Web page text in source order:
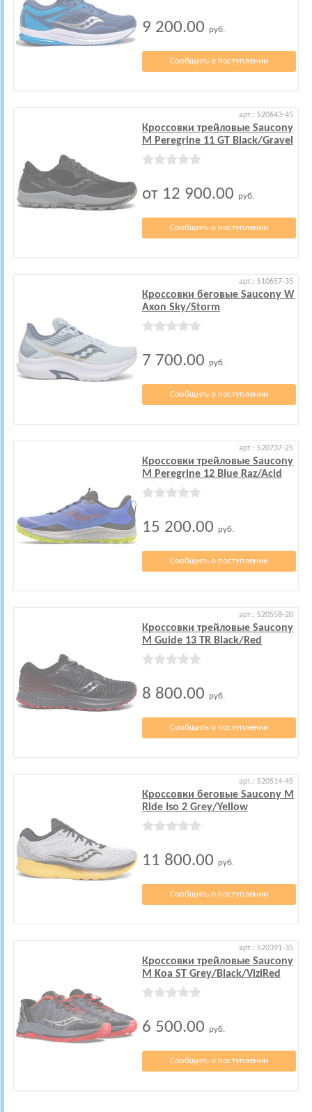
9 200.00 руб.
Сообщить о поступлении
арт.: S20643-45
Кроссовки трейловые Saucony
M Peregrine 11 GT Black/Gravel
от 12 900.00 руб.
Сообщить о поступлении
арт.: S10657-35
Кроссовки беговые Saucony W
Axon Sky/Storm
7 700.00 руб.
Сообщить о поступлении
арт.: S20737-25
Кроссовки трейловые Saucony
M Peregrine 12 Blue Raz/Acid
15 200.00 руб.
Сообщить о поступлении
арт.: S20558-20
Кроссовки трейловые Saucony
M Guide 13 TR Black/Red
8 800.00 руб.
Сообщить о поступлении
арт.: S20514-45
Кроссовки беговые Saucony M
Ride Iso 2 Grey/Yellow
11 800.00 руб.
Сообщить о поступлении
арт.: S20391-35
Кроссовки трейловые Saucony
M Koa ST Grey/Black/ViziRed
6 500.00 руб.
Сообщить о поступлении